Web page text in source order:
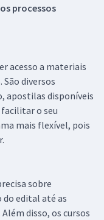
processos
acesso a materiais
diversos
apostilas disponíveis
facilitar o seu
mais flexível, pois
sobre
do edital até as
disso, os cursos